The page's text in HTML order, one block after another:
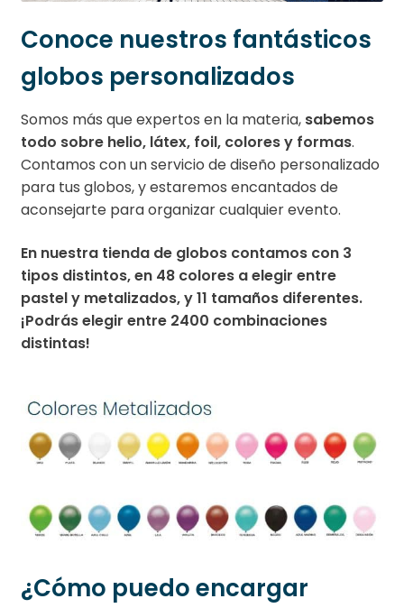
Conoce nuestros fantásticos
globos personalizados
Somos más que expertos en la materia, sabemos
todo sobre helio, látex, foil, colores y formas.
Contamos con un servicio de diseño personalizado
para tus globos, y estaremos encantados de
aconsejarte para organizar cualquier evento.
En nuestra tienda de globos contamos con 3
tipos distintos, en 48 colores a elegir entre
pastel y metalizados, y 11 tamaños diferentes.
¡Podrás elegir entre 2400 combinaciones
distintas!
¿Cómo puedo encargar